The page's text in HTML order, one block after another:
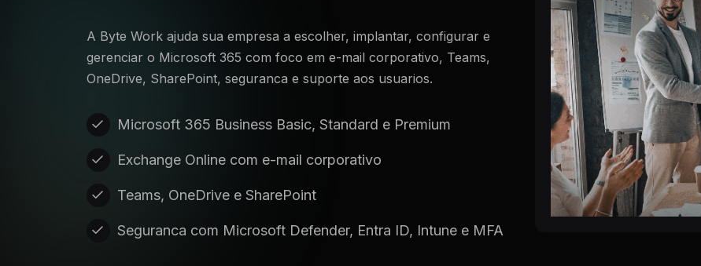
A Byte Work ajuda sua empresa a escolher, implantar, configurar e
gerenciar o Microsoft 365 com foco em e-mail corporativo, Teams,
OneDrive, SharePoint, seguranca e suporte aos usuarios.
Microsoft 365 Business Basic, Standard e Premium
Exchange Online com e-mail corporativo
Teams, OneDrive e SharePoint
Seguranca com Microsoft Defender, Entra ID, Intune e MFA